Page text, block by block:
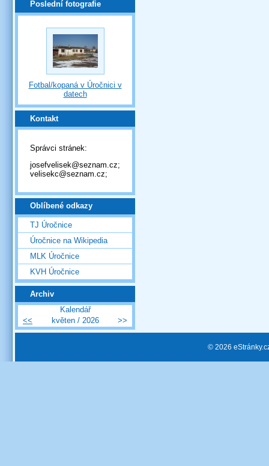
Poslední fotografie
Fotbal/kopaná v Úročnici v
datech
Kontakt
Správci stránek:
josefvelisek@seznam.cz;
velisekc@seznam.cz;
Oblíbené odkazy
TJ Úročnice
Úročnice na Wikipedia
MLK Úročnice
KVH Úročnice
Archiv
Kalendář
<<
květen / 2026 >>
© 2026